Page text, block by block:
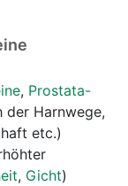
, Prostata-
der Harnwege,
etc.)
, Gicht)